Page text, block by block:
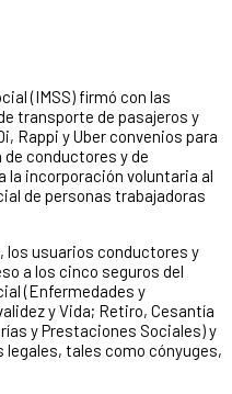
(IMSS) firmó con las
transporte de pasajeros y
Rappi y Uber convenios para
conductores y de
la incorporación voluntaria al
de personas trabajadoras
los usuarios conductores y
a los cinco seguros del
(Enfermedades y
y Vida; Retiro, Cesantía
y Prestaciones Sociales) y
tales como cónyuges,